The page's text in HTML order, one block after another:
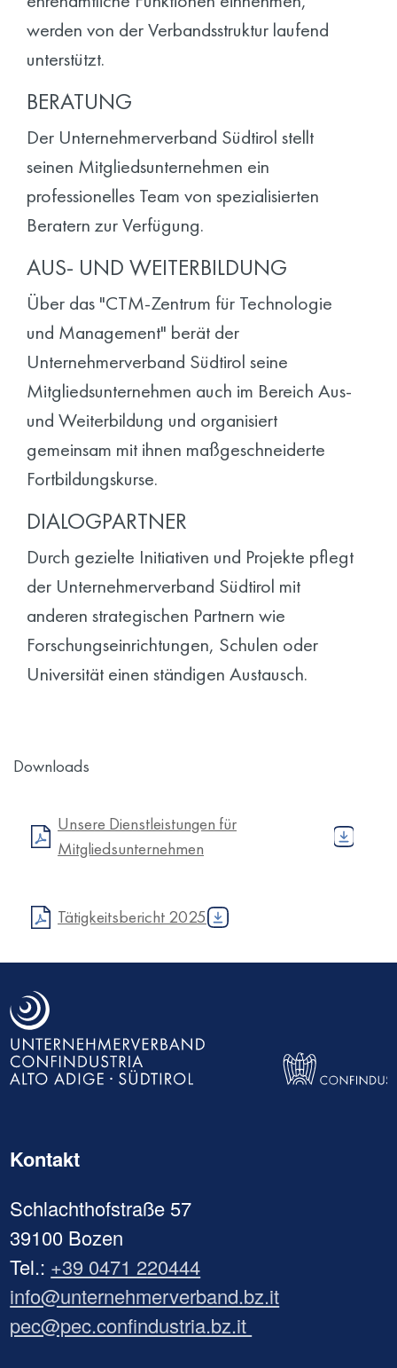
werden von der Verbandsstruktur laufend
unterstützt.
BERATUNG
Der Unternehmerverband Südtirol stellt
seinen Mitgliedsunternehmen ein
professionelles Team von spezialisierten
Beratern zur Verfügung.
AUS- UND WEITERBILDUNG
Über das "CTM-Zentrum für Technologie
und Management" berät der
Unternehmerverband Südtirol seine
Mitgliedsunternehmen auch im Bereich Aus-
und Weiterbildung und organisiert
gemeinsam mit ihnen maßgeschneiderte
Fortbildungskurse.
DIALOGPARTNER
Durch gezielte Initiativen und Projekte pflegt
der Unternehmerverband Südtirol mit
anderen strategischen Partnern wie
Forschungseinrichtungen, Schulen oder
Universität einen ständigen Austausch.
Downloads
Unsere Dienstleistungen für
Mitgliedsunternehmen
Tätigkeitsbericht 2025
Kontakt
Schlachthofstraße 57
39100 Bozen
Tel.: +39 0471 220444
info@unternehmerverband.bz.it
pec@pec.confindustria.bz.it